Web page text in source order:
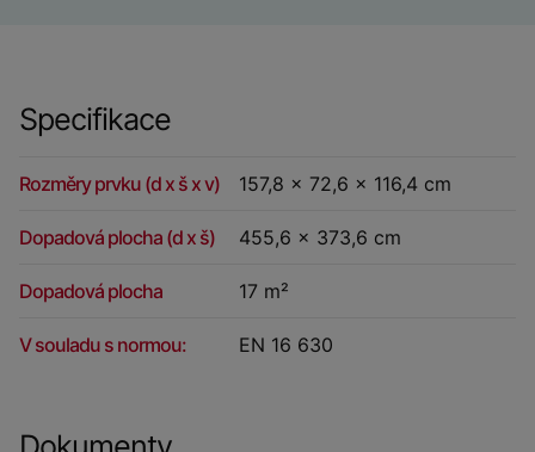
Specifikace
Rozměry prvku (d x š x v) 157,8 x 72,6 x 116,4 cm
Dopadová plocha (d x š) 455,6 x 373,6 cm
Dopadová plocha 17 m²
V souladu s normou: EN 16 630